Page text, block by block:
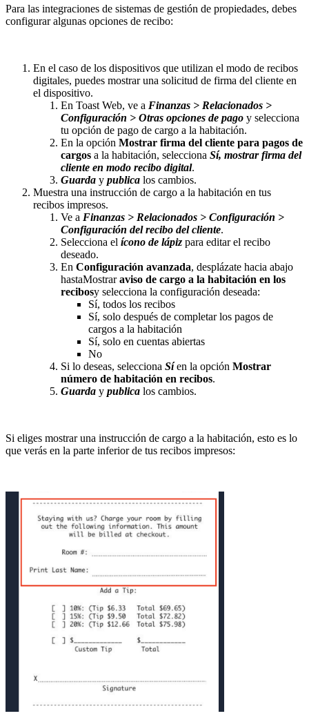
Para las integraciones de sistemas de gestión de propiedades, debes
configurar algunas opciones de recibo:
En el caso de los dispositivos que utilizan el modo de recibos
digitales, puedes mostrar una solicitud de firma del cliente en
el dispositivo.
En Toast Web, ve a Finanzas > Relacionados >
Configuración > Otras opciones de pago y selecciona
tu opción de pago de cargo a la habitación.
En la opción Mostrar firma del cliente para pagos de
cargos a la habitación, selecciona Sí, mostrar firma del
cliente en modo recibo digital.
Guarda y publica los cambios.
Muestra una instrucción de cargo a la habitación en tus
recibos impresos.
Ve a Finanzas > Relacionados > Configuración >
Configuración del recibo del cliente.
Selecciona el ícono de lápiz para editar el recibo
deseado.
En Configuración avanzada, desplázate hacia abajo
hastaMostraraviso de cargo a la habitación en los
recibosy selecciona la configuración deseada:
Sí, todos los recibos
Sí, solo después de completar los pagos de
cargos a la habitación
Sí, solo en cuentas abiertas
No
Si lo deseas, selecciona Síen la opción Mostrar
número de habitación en recibos.
Guarda y publica los cambios.
Si eliges mostrar una instrucción de cargo a la habitación, esto es lo
que verás en la parte inferior de tus recibos impresos: